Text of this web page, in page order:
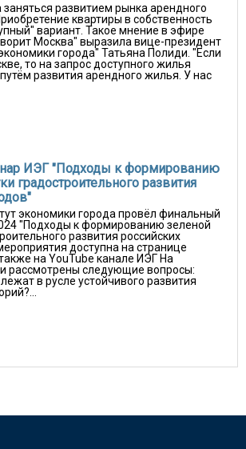
заняться развитием рынка арендного
квартиры в собственность
вариант. Такое мнение в эфире
Москва" выразила вице-президент
города" Татьяна Полиди. "Если
то на запрос доступного жилья
развития арендного жилья. У нас
ИЭГ "Подходы к формированию
градостроительного развития
экономики города провёл финальный
"Подходы к формированию зеленой
развития российских
доступна на странице
на YouTube канале ИЭГ На
рассмотрены следующие вопросы:
в русле устойчивого развития